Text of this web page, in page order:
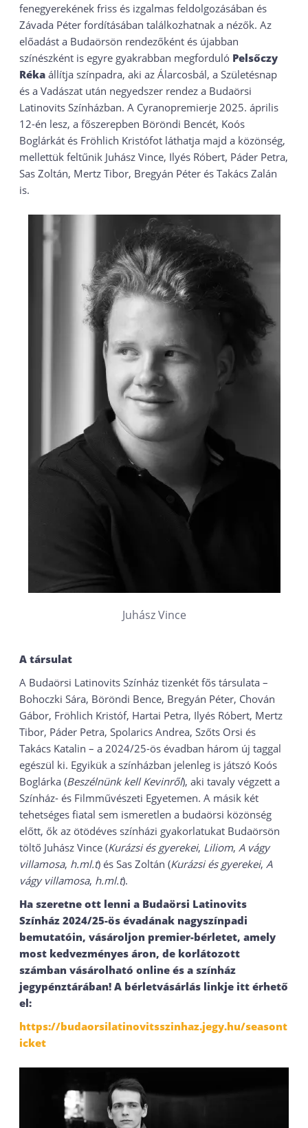
fenegyerekének friss és izgalmas feldolgozásában és
Závada Péter fordításában találkozhatnak a nézők. Az
előadást a Budaörsön rendezőként és újabban
színészként is egyre gyakrabban megforduló Pelsőczy
Réka állítja színpadra, aki az Álarcosbál, a Születésnap
és a Vadászat után negyedszer rendez a Budaörsi
Latinovits Színházban. A Cyranopremierje 2025. április
12-én lesz, a főszerepben Böröndi Bencét, Koós
Boglárkát és Fröhlich Kristófot láthatja majd a közönség,
mellettük feltűnik Juhász Vince, Ilyés Róbert, Páder Petra,
Sas Zoltán, Mertz Tibor, Bregyán Péter és Takács Zalán
is.
Juhász Vince
A társulat
A Budaörsi Latinovits Színház tizenkét fős társulata –
Bohoczki Sára, Böröndi Bence, Bregyán Péter, Chován
Gábor, Fröhlich Kristóf, Hartai Petra, Ilyés Róbert, Mertz
Tibor, Páder Petra, Spolarics Andrea, Szőts Orsi és
Takács Katalin – a 2024/25-ös évadban három új taggal
egészül ki. Egyikük a színházban jelenleg is játszó Koós
Boglárka (Beszélnünk kell Kevinről), aki tavaly végzett a
Színház- és Filmművészeti Egyetemen. A másik két
tehetséges fiatal sem ismeretlen a budaörsi közönség
előtt, ők az ötödéves színházi gyakorlatukat Budaörsön
töltő Juhász Vince (Kurázsi és gyerekei, Liliom, A vágy
villamosa, h.ml.t) és Sas Zoltán (Kurázsi és gyerekei, A
vágy villamosa, h.ml.t).
Ha szeretne ott lenni a Budaörsi Latinovits
Színház 2024/25-ös évadának nagyszínpadi
bemutatóin, vásároljon premier-bérletet, amely
most kedvezményes áron, de korlátozott
számban vásárolható online és a színház
jegypénztárában! A bérletvásárlás linkje itt érhető
el:
https://budaorsilatinovitsszinhaz.jegy.hu/seasont
icket